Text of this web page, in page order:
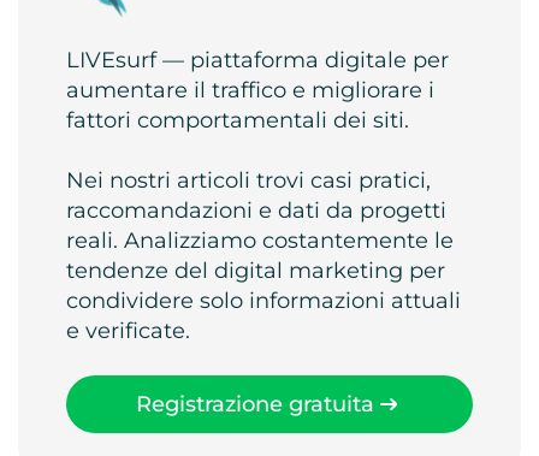
LIVEsurf — piattaforma digitale per
aumentare il traffico e migliorare i
fattori comportamentali dei siti.
Nei nostri articoli trovi casi pratici,
raccomandazioni e dati da progetti
reali. Analizziamo costantemente le
tendenze del digital marketing per
condividere solo informazioni attuali
e verificate.
Registrazione gratuita